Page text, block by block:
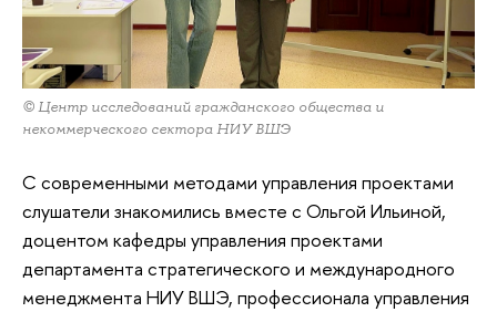
© Центр исследований гражданского общества и
некоммерческого сектора НИУ ВШЭ
С современными методами управления проектами
слушатели знакомились вместе с Ольгой Ильиной,
доцентом кафедры управления проектами
департамента стратегического и международного
менеджмента НИУ ВШЭ, профессионала управления